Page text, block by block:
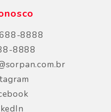
8888
8888